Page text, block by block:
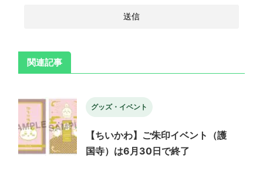
関連記事
グッズ・イベント
【ちいかわ】ご朱印イベント（護
国寺）は6月30日で終了